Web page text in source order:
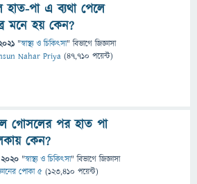
হাত-পা এ ব্যথা পেলে
মনে হয় কেন?
"স্বাস্থ্য ও চিকিৎসা" বিভাগে জিজ্ঞাসা
Nahar Priya (47,710 পয়েন্ট)
গোসলের পর হাত পা
কেন?
2020 "স্বাস্থ্য ও চিকিৎসা" বিভাগে জিজ্ঞাসা
পোকা ৫ (123,410 পয়েন্ট)